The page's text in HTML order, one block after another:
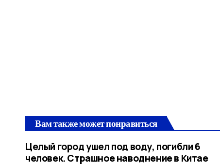
Вам также может понравиться
Целый город ушел под воду, погибли 6
человек. Страшное наводнение в Китае